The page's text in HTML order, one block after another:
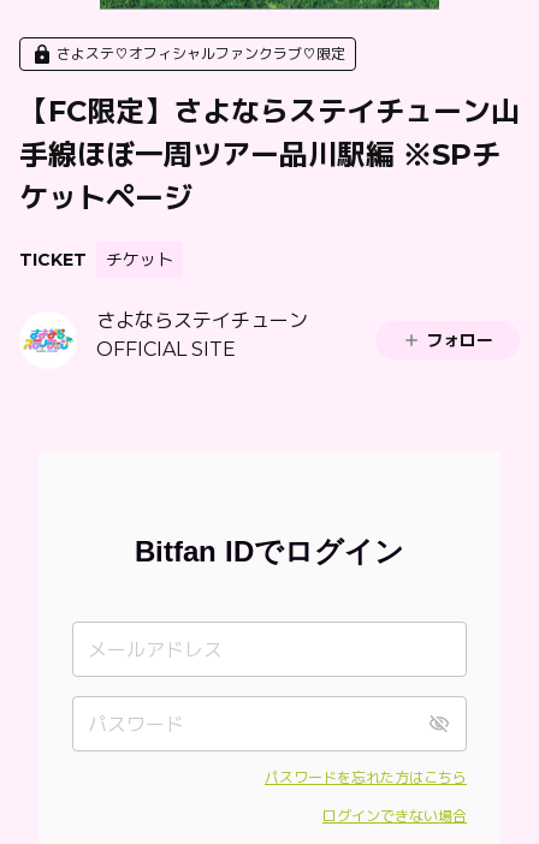
さよステ♡オフィシャルファンクラブ♡限定
【FC限定】さよならステイチューン山
手線ほぼ一周ツアー品川駅編 ※SPチ
ケットページ
TICKET チケット
さよならステイチューン
OFFICIAL SITE
フォロー
Bitfan IDでログイン
パスワードを忘れた方はこちら
ログインできない場合